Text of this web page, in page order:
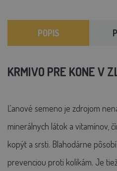
POPIS
KRMIVO PRE KONE V
Ľanové semeno je zdrojom
minerálnych látok a vitamínov,
kopýt a srsti. Blahodárne
prevenciou proti kolikám. Je